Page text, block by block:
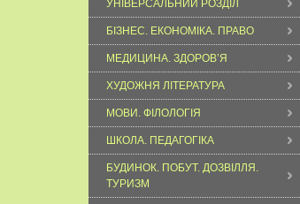
УНІВЕРСАЛЬНИЙ РОЗДІЛ
БІЗНЕС. ЕКОНОМІКА. ПРАВО
МЕДИЦИНА. ЗДОРОВ’Я
ХУДОЖНЯ ЛІТЕРАТУРА
МОВИ. ФІЛОЛОГІЯ
ШКОЛА. ПЕДАГОГІКА
БУДИНОК. ПОБУТ. ДОЗВІЛЛЯ.
ТУРИЗМ